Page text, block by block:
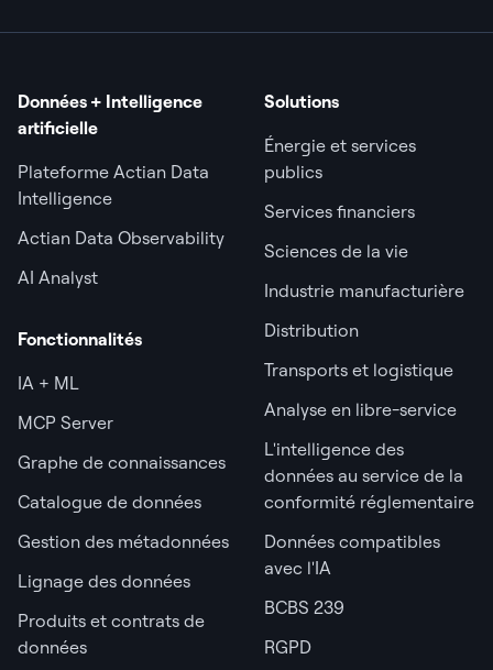
Données + Intelligence
artificielle
Plateforme Actian Data
Intelligence
Actian Data Observability
AI Analyst
Fonctionnalités
IA + ML
MCP Server
Graphe de connaissances
Catalogue de données
Gestion des métadonnées
Lignage des données
Produits et contrats de
données
Solutions
Énergie et services
publics
Services financiers
Sciences de la vie
Industrie manufacturière
Distribution
Transports et logistique
Analyse en libre-service
L'intelligence des
données au service de la
conformité réglementaire
Données compatibles
avec l'IA
BCBS 239
RGPD